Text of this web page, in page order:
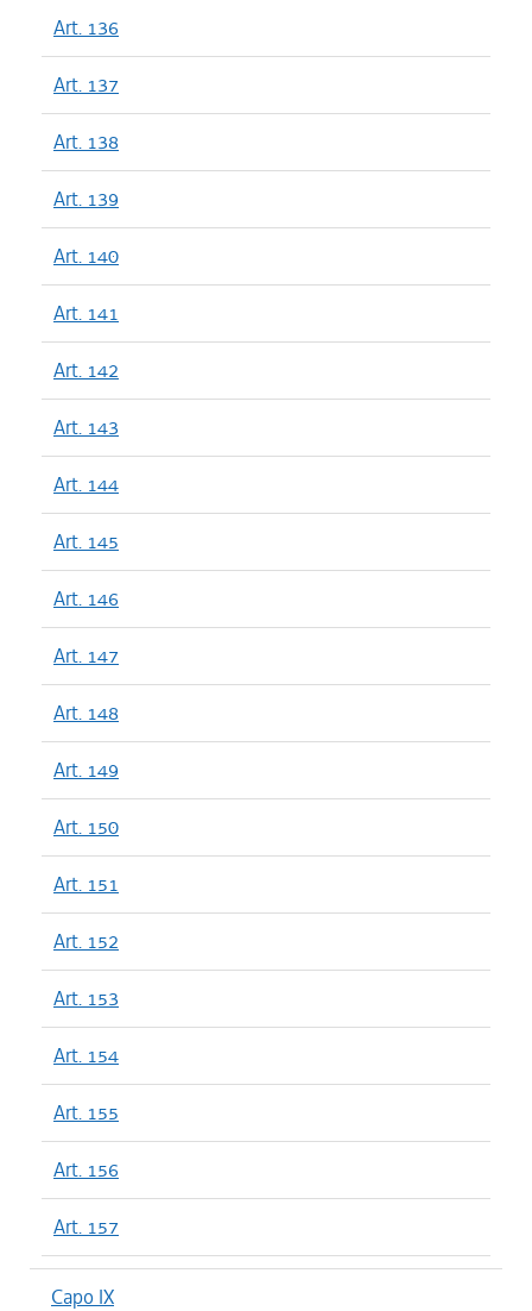
Art. 136
Art. 137
Art. 138
Art. 139
Art. 140
Art. 141
Art. 142
Art. 143
Art. 144
Art. 145
Art. 146
Art. 147
Art. 148
Art. 149
Art. 150
Art. 151
Art. 152
Art. 153
Art. 154
Art. 155
Art. 156
Art. 157
Capo IX